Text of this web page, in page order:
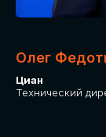
Олег
Циан
Технический